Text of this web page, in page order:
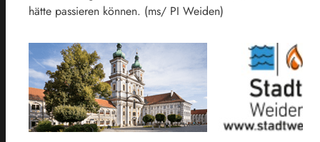
hätte passieren können. (ms/ PI Weiden)